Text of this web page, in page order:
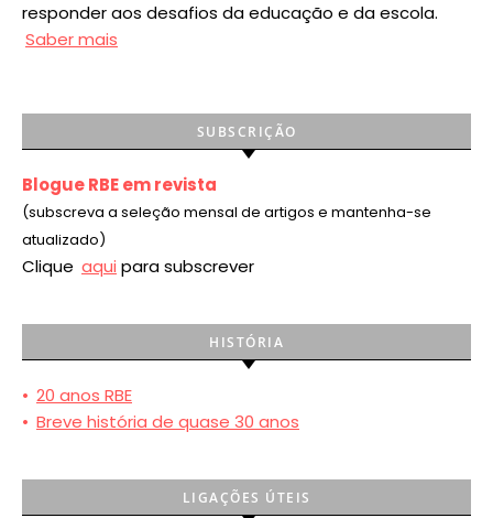
responder aos desafios da educação e da escola.
Saber mais
SUBSCRIÇÃO
Blogue RBE em revista
(subscreva a seleção mensal de artigos e mantenha-se
atualizado)
Clique aqui para subscrever
HISTÓRIA
• 20 anos RBE
• Breve história de quase 30 anos
LIGAÇÕES ÚTEIS